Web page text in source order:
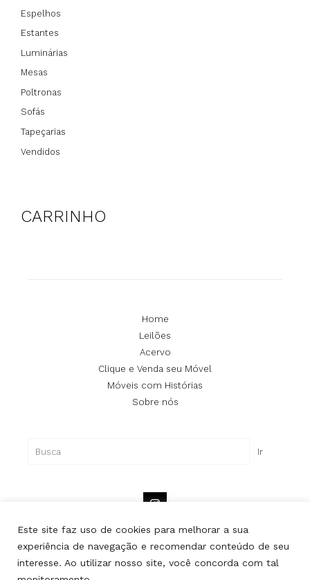
Este site faz uso de cookies para melhorar a sua
experiência de navegação e recomendar conteúdo de seu
interesse. Ao utilizar nosso site, você concorda com tal
Espelhos
Estantes
Luminárias
Mesas
Poltronas
Sofás
Tapeçarias
Vendidos
CARRINHO
Home
Leilões
Acervo
Clique e Venda seu Móvel
Móveis com Histórias
Sobre nós
Ir
Copyright © Lipe | Todos os direitos reservados.